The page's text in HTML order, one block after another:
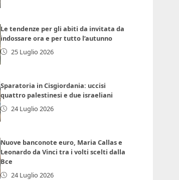
Le tendenze per gli abiti da invitata da
indossare ora e per tutto l’autunno
25 Luglio 2026
Sparatoria in Cisgiordania: uccisi
quattro palestinesi e due israeliani
24 Luglio 2026
Nuove banconote euro, Maria Callas e
Leonardo da Vinci tra i volti scelti dalla
Bce
24 Luglio 2026